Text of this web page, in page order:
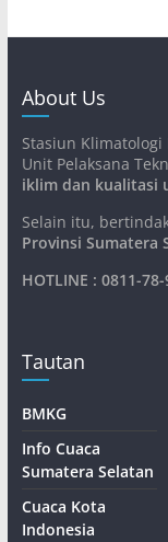
at
s
A
p
p
itt c
o
o
k
About Us
Stasiun Klimatologi
Unit Pelaksana
iklim dan kualitasi
Selain itu,
Provinsi Sumatera
HOTLINE : 0811-
Tautan
BMKG
Info Cuaca
Sumatera Selatan
Cuaca Kota
Indonesia